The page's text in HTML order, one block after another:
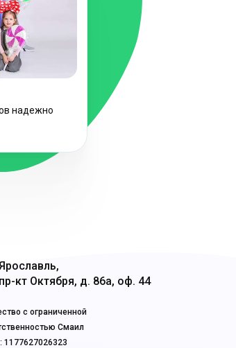
надежно
пр-кт Октября, д. 86а, оф. 44
с ограниченной
Смаил
1177627026323